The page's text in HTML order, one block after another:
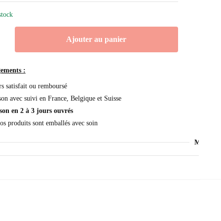
Ajouter au panier
:
satisfait ou remboursé
avec suivi en France, Belgique et Suisse
en 2 à 3 jours ouvrés
produits sont emballés avec soin
Moyens